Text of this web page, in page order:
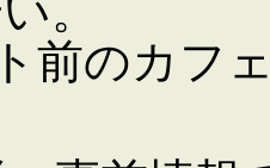
。
前のカフ